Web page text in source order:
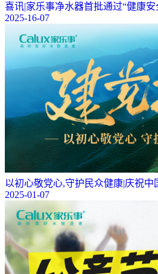
喜讯|家乐事净水器首批通过“健康安
2025-16-07
以初心敬党心,守护民众健康|庆祝中
2025-01-07